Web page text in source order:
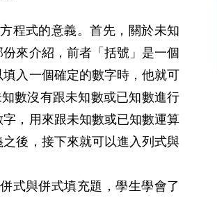
程式的意義。首先，關於未知
來介紹，前者「括號」是一個
入一個確定的數字時，他就可
數沒有跟未知數或已知數進行
，用來跟未知數或已知數運算
後，接下來就可以進入列式與
式與併式填充題，學生學會了